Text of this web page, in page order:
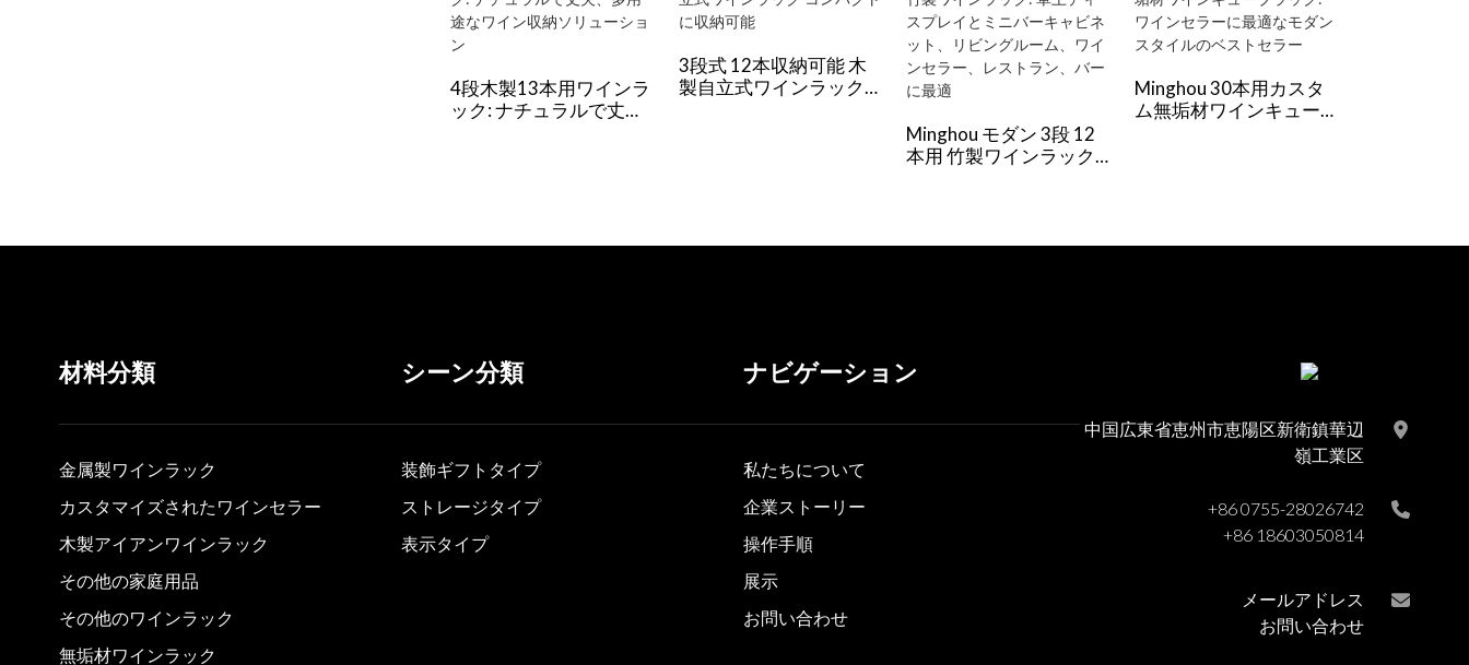
4段木製13本用ワインラ
ック: ナチュラルで丈
3段式 12本収納可能 木
製自立式ワインラック
Minghou モダン 3段 12
本用 竹製ワインラック:
ー、レストラン、バーに
Minghou 30本用カスタ
ム無垢材ワインキューブ
材料分類
金属製ワインラック
カスタマイズされたワインセラー
木製アイアンワインラック
その他の家庭用品
その他のワインラック
無垢材ワインラック
シーン分類
装飾ギフトタイプ
ストレージタイプ
表示タイプ
ナビゲーション
私たちについて
企業ストーリー
操作手順
展示
お問い合わせ
中国広東省恵州市恵陽区新衛鎮華辺
嶺工業区
+86 0755-28026742
+86 18603050814
メールアドレス
お問い合わせ